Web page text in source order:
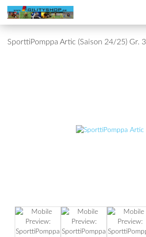
SporttiPomppa Artic (Saison 24/25) Gr.